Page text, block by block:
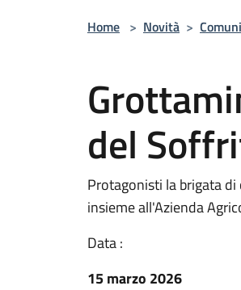
Home > Novità >
del
Protagonisti la brigata
insieme all'Azienda
Data :
15 marzo 2026